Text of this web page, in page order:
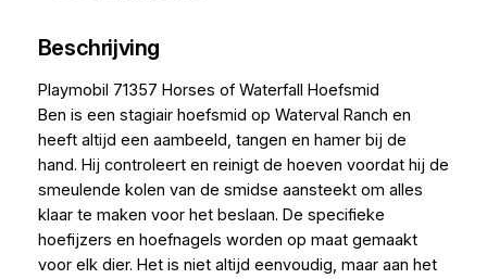
Beschrijving
Playmobil 71357 Horses of Waterfall Hoefsmid
Ben is een stagiair hoefsmid op Waterval Ranch en
heeft altijd een aambeeld, tangen en hamer bij de
hand. Hij controleert en reinigt de hoeven voordat hij de
smeulende kolen van de smidse aansteekt om alles
klaar te maken voor het beslaan. De specifieke
hoefijzers en hoefnagels worden op maat gemaakt
voor elk dier. Het is niet altijd eenvoudig, maar aan het